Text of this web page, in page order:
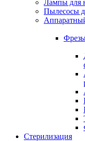
Лампы для
Пылесосы
Стерилизация